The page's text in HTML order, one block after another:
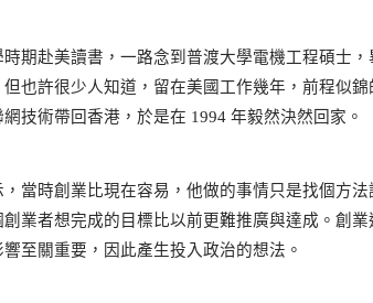
期赴美讀書，一路念到普渡大學電機工程碩士，
也許很少人知道，留在美國工作幾年，前程似錦
技術帶回香港，於是在 1994 年毅然決然回家。
當時創業比現在容易，他做的事情只是找個方法
業者想完成的目標比以前更難推廣與達成。創業
至關重要，因此產生投入政治的想法。